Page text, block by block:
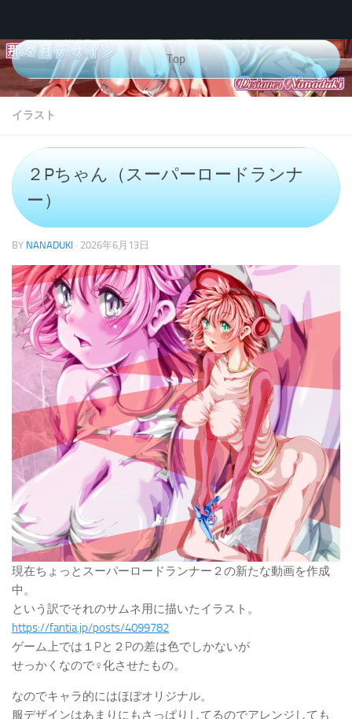
Top
イラスト
２Pちゃん（スーパーロードランナ
ー）
BY NANADUKI · 2026年6月13日
現在ちょっとスーパーロードランナー２の新たな動画を作成
中。
という訳でそれのサムネ用に描いたイラスト。
https://fantia.jp/posts/4099782
ゲーム上では１Pと２Pの差は色でしかないが
せっかくなので♀化させたもの。
なのでキャラ的にはほぼオリジナル。
服デザインはあまりにもさっぱりしてるのでアレンジしても